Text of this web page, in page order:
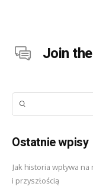
Join
Ostatnie wpisy
Jak historia wpływa
i przyszłością